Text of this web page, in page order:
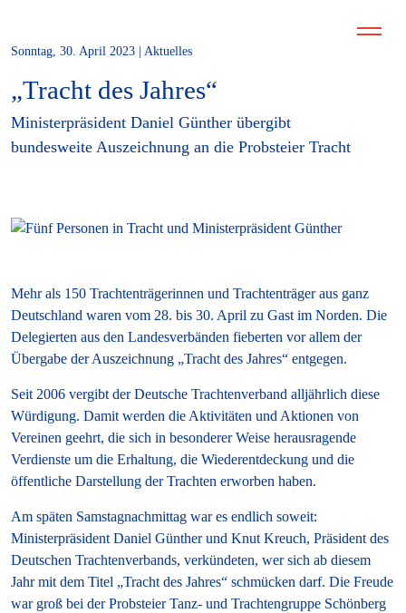
Sonntag, 30. April 2023 | Aktuelles
„Tracht des Jahres“
Ministerpräsident Daniel Günther übergibt
bundesweite Auszeichnung an die Probsteier Tracht
Mehr als 150 Trachtenträgerinnen und Trachtenträger aus ganz
Deutschland waren vom 28. bis 30. April zu Gast im Norden. Die
Delegierten aus den Landesverbänden fieberten vor allem der
Übergabe der Auszeichnung „Tracht des Jahres“ entgegen.
Seit 2006 vergibt der Deutsche Trachtenverband alljährlich diese
Würdigung. Damit werden die Aktivitäten und Aktionen von
Vereinen geehrt, die sich in besonderer Weise herausragende
Verdienste um die Erhaltung, die Wiederentdeckung und die
öffentliche Darstellung der Trachten erworben haben.
Am späten Samstagnachmittag war es endlich soweit:
Ministerpräsident Daniel Günther und Knut Kreuch, Präsident des
Deutschen Trachtenverbands, verkündeten, wer sich ab diesem
Jahr mit dem Titel „Tracht des Jahres“ schmücken darf. Die Freude
war groß bei der Probsteier Tanz- und Trachtengruppe Schönberg